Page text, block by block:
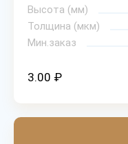
Высота (мм)
Толщина (мкм)
Мин.заказ
3.00 ₽